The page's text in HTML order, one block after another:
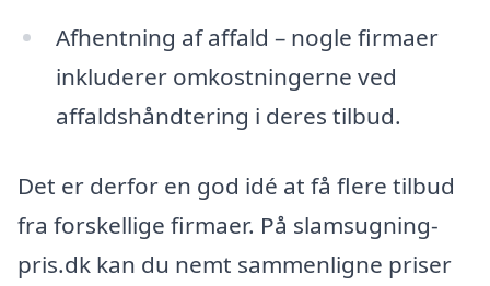
Afhentning af affald – nogle firmaer
inkluderer omkostningerne ved
affaldshåndtering i deres tilbud.
Det er derfor en god idé at få flere tilbud
fra forskellige firmaer. På slamsugning-
pris.dk kan du nemt sammenligne priser